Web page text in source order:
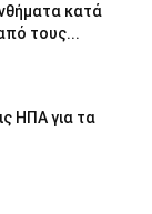
κατά
τους...
ΗΠΑ για τα